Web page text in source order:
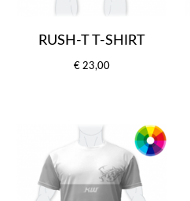
RUSH-T T-SHIRT
€ 23,00